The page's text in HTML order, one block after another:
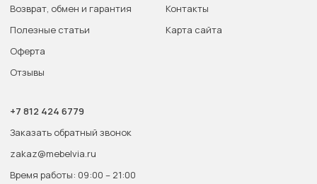
Возврат, обмен и гарантия
Полезные статьи
Оферта
Отзывы
Контакты
Карта сайта
+7 812 424 6779
Заказать обратный звонок
zakaz@mebelvia.ru
Время работы: 09:00 – 21:00